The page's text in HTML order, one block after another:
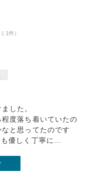
1件）
した。
度落ち着いていたの
と思ってたのです
優しく丁寧に...